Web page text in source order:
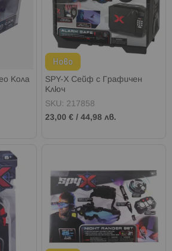
Кола
Ново
SPY-X Сейф с Графичен
Ключ
SKU: 217858
23,00 € /44,98 лв.